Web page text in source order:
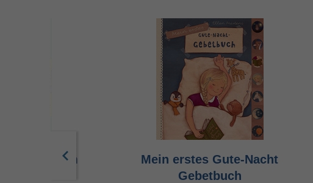
zum
Mein erstes Gute-Nacht
Gebetbuch